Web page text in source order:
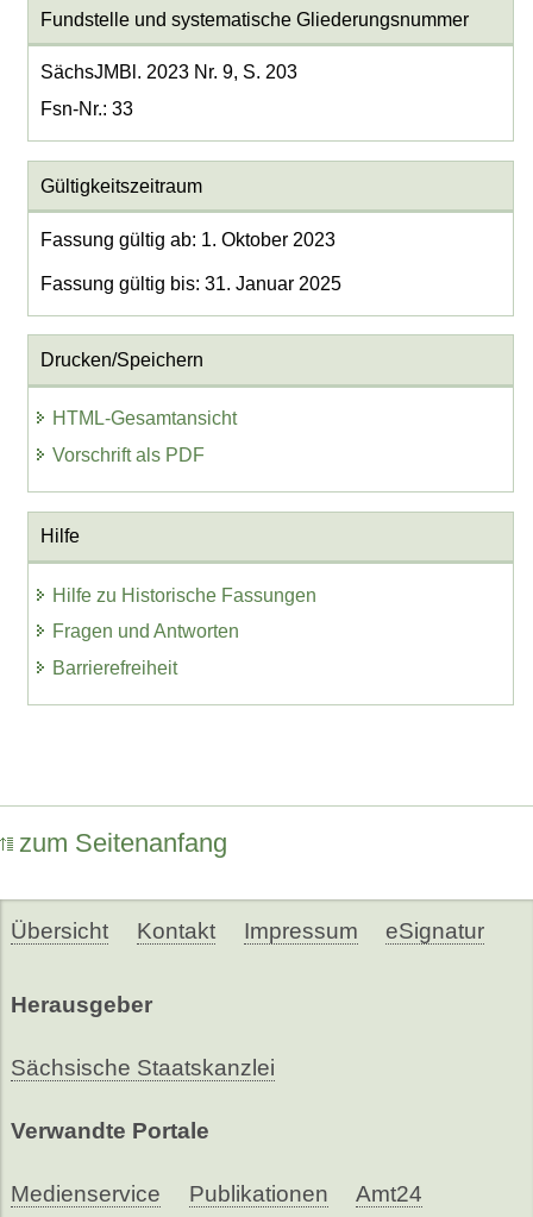
Fundstelle und systematische Gliederungsnummer
SächsJMBl. 2023 Nr. 9, S. 203
Fsn-Nr.: 33
Gültigkeitszeitraum
Fassung gültig ab: 1. Oktober 2023
Fassung gültig bis: 31. Januar 2025
Drucken/Speichern
HTML-Gesamtansicht
Vorschrift als PDF
Hilfe
Hilfe zu Historische Fassungen
Fragen und Antworten
Barrierefreiheit
zum Seitenanfang
Übersicht Kontakt Impressum eSignatur
Herausgeber
Sächsische Staatskanzlei
Verwandte Portale
Medienservice Publikationen Amt24